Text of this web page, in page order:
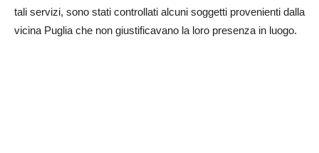
tali servizi, sono stati controllati alcuni soggetti provenienti dalla
vicina Puglia che non giustificavano la loro presenza in luogo.